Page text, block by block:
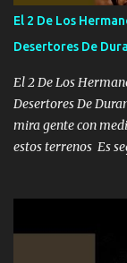
escribiendo y la
la invite a cenar
bailar Pero es que
mueven solo por el
El 2 De Los
Desertores De
El 2 De Los
Desertores De
mira gente con
estos terrenos Es
ni tampoco las
que estar alegres